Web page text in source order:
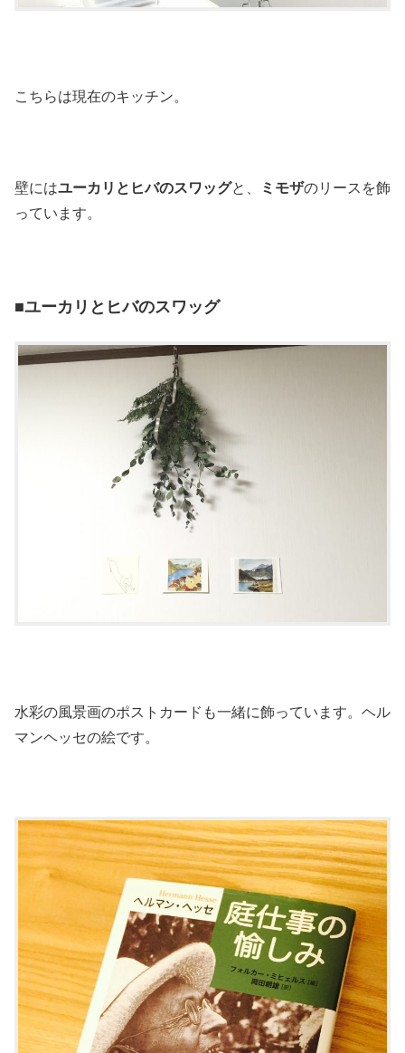
こちらは現在のキッチン。
壁にはユーカリとヒバのスワッグと、 ミモザのリースを飾
っています。
■ユーカリとヒバのスワッグ
水彩の風景画のポストカードも一緒に飾っています。ヘル
マンヘッセの絵です。